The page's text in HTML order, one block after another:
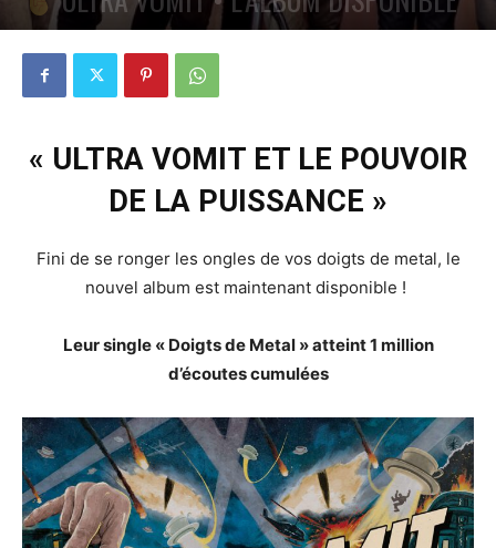
PAR PETE CIRCLE 27 SEPTEMBRE 2024 0
« ULTRA VOMIT ET LE POUVOIR
DE LA PUISSANCE »
Fini de se ronger les ongles de vos doigts de metal, le
nouvel album est maintenant disponible !
Leur single « Doigts de Metal » atteint 1 million
d’écoutes cumulées